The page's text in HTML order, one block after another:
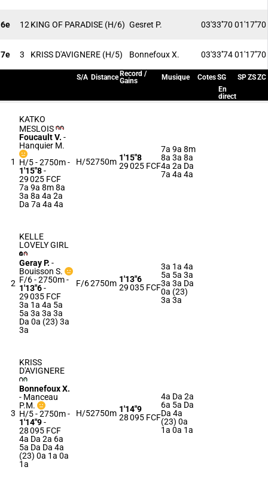
6e 12 KING OF PARADISE (H/6) Gesret P. 03'33''70 01'17''70
7e 3 KRISS D'AVIGNERE (H/5) Bonnefoux X. 03'33''7401'17''70
S/A Distance Record /
Gains
Musique CotesSG SPZSZC
En
direct
1
KATKO
MESLOIS
Foucault V. -
Hanquier M.
H/5 - 2750m-
1'15"8-
29 025 FCF
7a 9a 8m 8a
3a 8a 4a 2a
Da 7a 4a 4a
H/52750m 1'15"8
29 025 FCF
7a 9a 8m
8a 3a 8a
4a 2a Da
7a 4a 4a
2
KELLE
LOVELY GIRL
Geray P. -
Bouisson S.
F/6 - 2750m-
1'13"6-
29 035 FCF
3a 1a 4a 5a
5a 3a 3a 3a
Da 0a (23) 3a
3a
F/62750m 1'13"6
29 035 FCF
3a 1a 4a
5a 5a 3a
3a 3a Da
0a (23)
3a 3a
3
KRISS
D'AVIGNERE
Bonnefoux X.
- Manceau
P.M.
H/5 - 2750m-
1'14"9-
28 095 FCF
4a Da 2a 6a
5a Da Da 4a
(23) 0a 1a 0a
1a
H/52750m 1'14"9
28 095 FCF
4a Da 2a
6a 5a Da
Da 4a
(23) 0a
1a 0a 1a